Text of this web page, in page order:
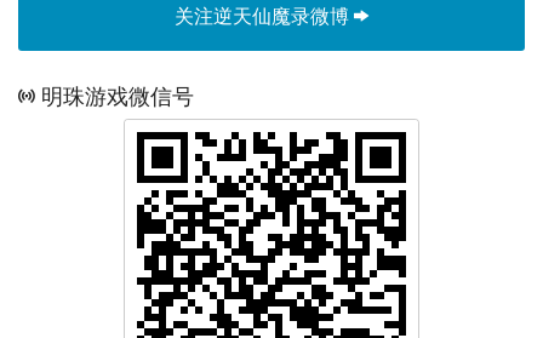
关注逆天仙魔录微博
明珠游戏微信号